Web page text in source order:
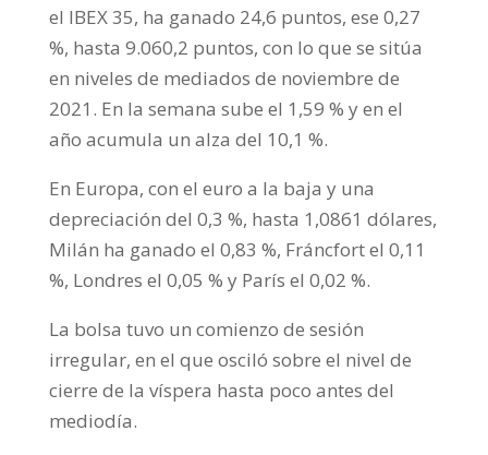
el IBEX 35, ha ganado 24,6 puntos, ese 0,27
%, hasta 9.060,2 puntos, con lo que se sitúa
en niveles de mediados de noviembre de
2021. En la semana sube el 1,59 % y en el
año acumula un alza del 10,1 %.
En Europa, con el euro a la baja y una
depreciación del 0,3 %, hasta 1,0861 dólares,
Milán ha ganado el 0,83 %, Fráncfort el 0,11
%, Londres el 0,05 % y París el 0,02 %.
La bolsa tuvo un comienzo de sesión
irregular, en el que osciló sobre el nivel de
cierre de la víspera hasta poco antes del
mediodía.